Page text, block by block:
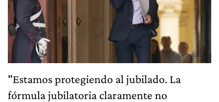
"Estamos protegiendo al jubilado. La
fórmula jubilatoria claramente no